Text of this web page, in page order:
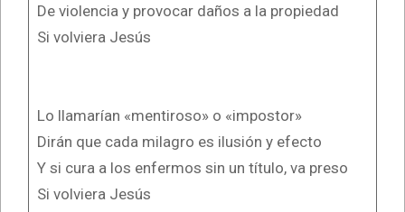
De violencia y provocar daños a la propiedad
Si volviera Jesús
Lo llamarían «mentiroso» o «impostor»
Dirán que cada milagro es ilusión y efecto
Y si cura a los enfermos sin un título, va preso
Si volviera Jesús